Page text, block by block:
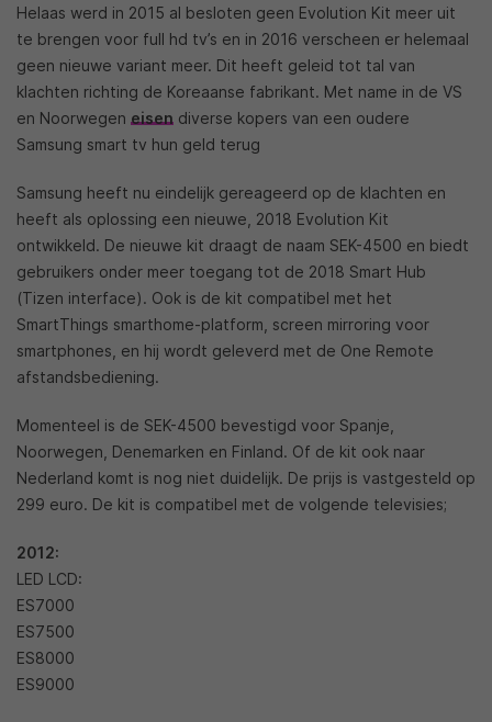
Helaas werd in 2015 al besloten geen Evolution Kit meer uit
te brengen voor full hd tv’s en in 2016 verscheen er helemaal
geen nieuwe variant meer. Dit heeft geleid tot tal van
klachten richting de Koreaanse fabrikant. Met name in de VS
en Noorwegen eisen diverse kopers van een oudere
Samsung smart tv hun geld terug
Samsung heeft nu eindelijk gereageerd op de klachten en
heeft als oplossing een nieuwe, 2018 Evolution Kit
ontwikkeld. De nieuwe kit draagt de naam SEK-4500 en biedt
gebruikers onder meer toegang tot de 2018 Smart Hub
(Tizen interface). Ook is de kit compatibel met het
SmartThings smarthome-platform, screen mirroring voor
smartphones, en hij wordt geleverd met de One Remote
afstandsbediening.
Momenteel is de SEK-4500 bevestigd voor Spanje,
Noorwegen, Denemarken en Finland. Of de kit ook naar
Nederland komt is nog niet duidelijk. De prijs is vastgesteld op
299 euro. De kit is compatibel met de volgende televisies;
2012:
LED LCD:
ES7000
ES7500
ES8000
ES9000